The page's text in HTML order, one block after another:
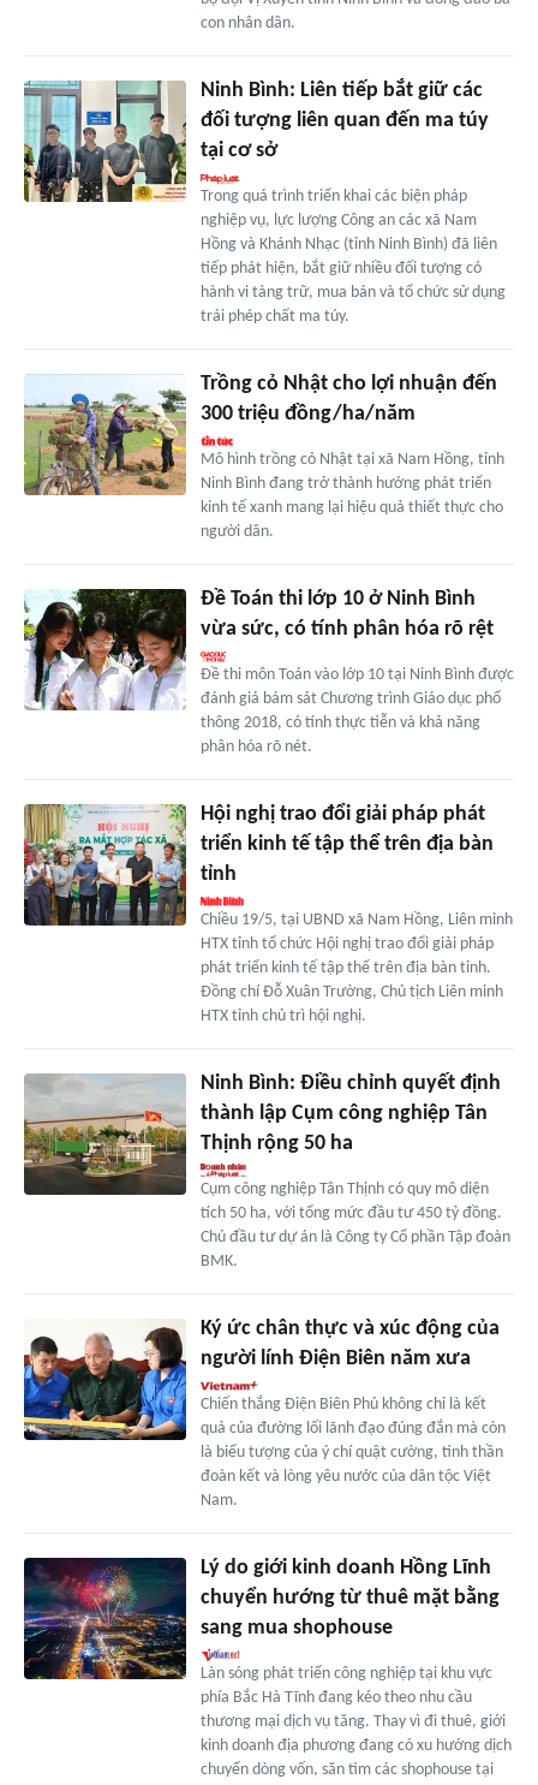
con nhân dân.
Ninh Bình: Liên tiếp bắt giữ các
đối tượng liên quan đến ma túy
tại cơ sở
Trong quá trình triển khai các biện pháp
nghiệp vụ, lực lượng Công an các xã Nam
Hồng và Khánh Nhạc (tỉnh Ninh Bình) đã liên
tiếp phát hiện, bắt giữ nhiều đối tượng có
hành vi tàng trữ, mua bán và tổ chức sử dụng
trái phép chất ma túy.
Trồng cỏ Nhật cho lợi nhuận đến
300 triệu đồng/ha/năm
Mô hình trồng cỏ Nhật tại xã Nam Hồng, tỉnh
Ninh Bình đang trở thành hướng phát triển
kinh tế xanh mang lại hiệu quả thiết thực cho
người dân.
Đề Toán thi lớp 10 ở Ninh Bình
vừa sức, có tính phân hóa rõ rệt
Đề thi môn Toán vào lớp 10 tại Ninh Bình được
đánh giá bám sát Chương trình Giáo dục phổ
thông 2018, có tính thực tiễn và khả năng
phân hóa rõ nét.
Hội nghị trao đổi giải pháp phát
triển kinh tế tập thể trên địa bàn
tỉnh
Chiều 19/5, tại UBND xã Nam Hồng, Liên minh
HTX tỉnh tổ chức Hội nghị trao đổi giải pháp
phát triển kinh tế tập thể trên địa bàn tỉnh.
Đồng chí Đỗ Xuân Trường, Chủ tịch Liên minh
HTX tỉnh chủ trì hội nghị.
Ninh Bình: Điều chỉnh quyết định
thành lập Cụm công nghiệp Tân
Thịnh rộng 50 ha
Cụm công nghiệp Tân Thịnh có quy mô diện
tích 50 ha, với tổng mức đầu tư 450 tỷ đồng.
Chủ đầu tư dự án là Công ty Cổ phần Tập đoàn
BMK.
Ký ức chân thực và xúc động của
người lính Điện Biên năm xưa
Chiến thắng Điện Biên Phủ không chỉ là kết
quả của đường lối lãnh đạo đúng đắn mà còn
là biểu tượng của ý chí quật cường, tinh thần
đoàn kết và lòng yêu nước của dân tộc Việt
Nam.
Lý do giới kinh doanh Hồng Lĩnh
chuyển hướng từ thuê mặt bằng
sang mua shophouse
Làn sóng phát triển công nghiệp tại khu vực
phía Bắc Hà Tĩnh đang kéo theo nhu cầu
thương mại dịch vụ tăng. Thay vì đi thuê, giới
kinh doanh địa phương đang có xu hướng dịch
chuyển dòng vốn, săn tìm các shophouse tại